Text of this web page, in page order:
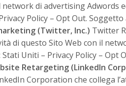
network di advertising Adwords
Policy – Opt Out. Soggetto
(Twitter, Inc.) Twitter
di questo Sito Web con il
Uniti – Privacy Policy – Opt
Retargeting (LinkedIn
Corporation che collega